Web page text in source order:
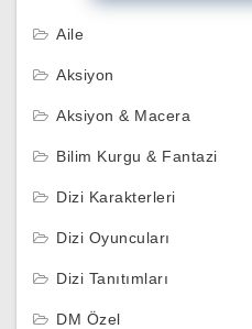
Aile
Aksiyon
Aksiyon & Macera
Bilim Kurgu & Fantazi
Dizi Karakterleri
Dizi Oyuncuları
Dizi Tanıtımları
DM Özel